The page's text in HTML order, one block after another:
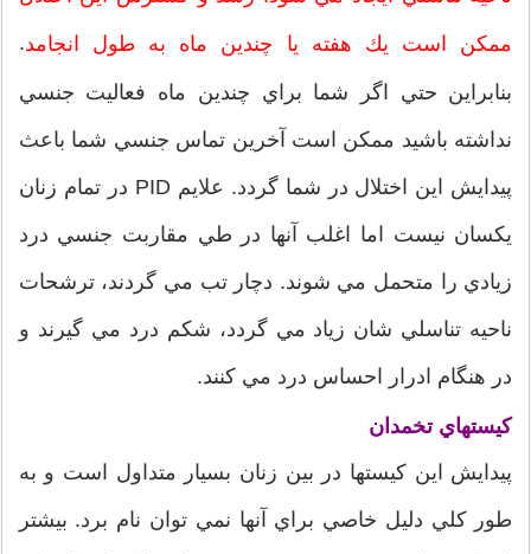
ممكن است يك هفته يا چندين ماه به طول انجامد.
بنابراين حتي اگر شما براي چندين ماه فعاليت جنسي
نداشته باشيد ممكن است آخرين تماس جنسي شما باعث
پيدايش اين اختلال در شما گردد. علايم PID در تمام زنان
يكسان نيست اما اغلب آنها در طي مقاربت جنسي درد
زيادي را متحمل مي شوند. دچار تب مي گردند، ترشحات
ناحيه تناسلي شان زياد مي گردد، شكم درد مي گيرند و
در هنگام ادرار احساس درد مي كنند.
كيستهاي تخمدان
پيدايش اين كيستها در بين زنان بسيار متداول است و به
طور كلي دليل خاصي براي آنها نمي توان نام برد. بيشتر